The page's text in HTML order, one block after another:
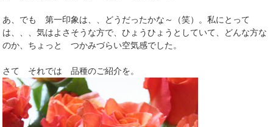
あ、でも 第一印象は、、どうだったかな～（笑）。私にとって
は、、、気はよさそうな方で、ひょうひょうとしていて、どんな方な
のか、ちょっと つかみづらい空気感でした。
さて それでは 品種のご紹介を。